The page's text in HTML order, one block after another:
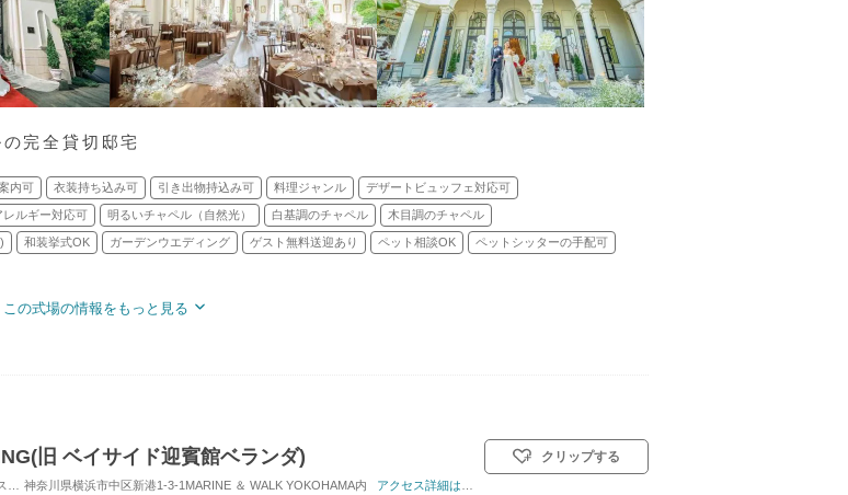
完全貸切邸宅
内可 衣装持ち込み可 引き出物持込み可 料理ジャンル デザートビュッフェ対応可
レルギー対応可 明るいチャペル（自然光） 白基調のチャペル 木目調のチャペル
和装挙式OK ガーデンウエディング ゲスト無料送迎あり ペット相談OK ペットシッターの手配可
この式場の情報をもっと見る
旧 ベイサイド迎賓館ベランダ)
対応人数: 着席：10名 ～ 130名 挙式スタイル: 教会式(キリスト教式)／人前式
神奈川県横浜市中区新港1-3-1MARINE ＆ WALK YOKOHAMA内 アクセス詳細はこちら
クリップする